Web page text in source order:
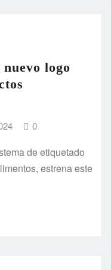
logo
0
de etiquetado
estrena este